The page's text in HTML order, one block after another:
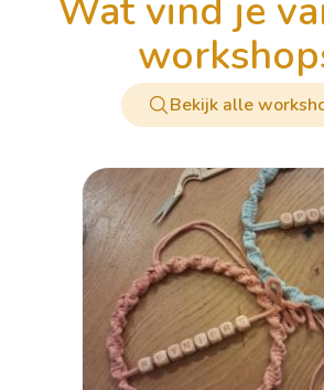
wat vind je van deze
Bekijk alle